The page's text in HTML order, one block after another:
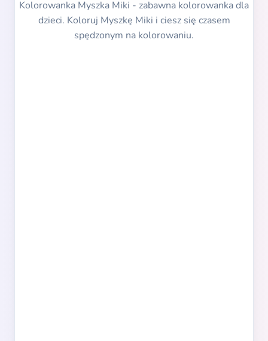
Kolorowanka Myszka Miki - zabawna kolorowanka dla
dzieci. Koloruj Myszkę Miki i ciesz się czasem
spędzonym na kolorowaniu.